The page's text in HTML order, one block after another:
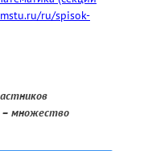
ru/spisok-
– множество